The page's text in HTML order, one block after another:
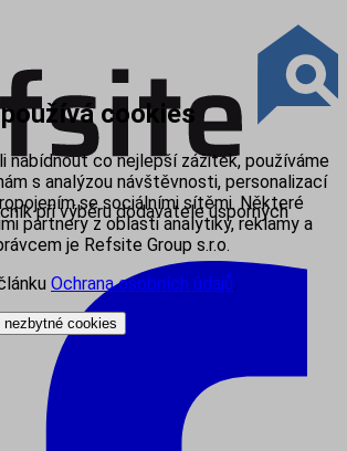
při výběru dodavatele úsporných
cookies
nabídnout co nejlepší zážitek, používáme
s analýzou návštěvnosti, personalizací
se sociálními sítěmi. Některé
partnery z oblasti analytiky, reklamy a
je Refsite Group s.r.o.
Ochrana osobních údajů.
nezbytné cookies